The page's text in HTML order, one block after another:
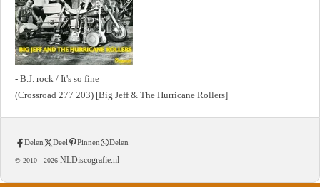
- B.J. rock / It's so fine
(Crossroad 277 203) [Big Jeff & The Hurricane Rollers]
Delen Deel Pinnen Delen
© 2010 - 2026 NLDiscografie.nl